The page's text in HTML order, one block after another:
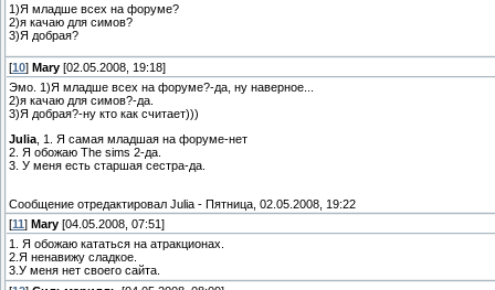
1)Я младше всех на форуме?
2)я качаю для симов?
3)Я добрая?
[10] Mary [02.05.2008, 19:18]
Эмо. 1)Я младше всех на форуме?-да, ну наверное...
2)я качаю для симов?-да.
3)Я добрая?-ну кто как считает)))
Julia , 1. Я самая младшая на форуме-нет
2. Я обожаю The sims 2-да.
3. У меня есть старшая сестра-да.
Сообщение отредактировал Julia - Пятница, 02.05.2008, 19:22
[11 ] Mary [04.05.2008, 07:51]
1. Я обожаю кататься на атракционах.
2.Я ненавижу сладкое.
3.У меня нет своего сайта.